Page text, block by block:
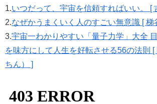
1.いつだって、宇宙を信頼すればいい。 [
2.なぜかうまくいく人のすごい無意識 [ 梯
3.宇宙一わかりやすい「量子力学」大全
を味方にして人生を好転させる56の法則
ちん） ]